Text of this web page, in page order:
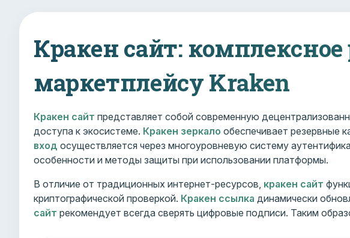
Кракен сайт:
маркетплейсу Kraken
Кракен сайт представляет собой современную
доступа к экосистеме. Кракен зеркало обеспечивает резервные
вход осуществляется через многоуровневую систему
особенности и методы защиты при использовании платформы.
В отличие от традиционных интернет-ресурсов, кракен сайт
криптографической проверкой. Кракен ссылка динамически
сайт рекомендует всегда сверять цифровые подписи. Таким